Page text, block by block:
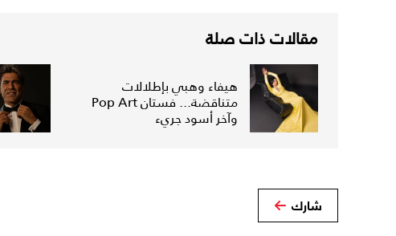
مقالات ذات صلة
هيفاء وهبي بإطلالات
متناقضة... فستان Pop Art
وآخر أسود جريء
شارك